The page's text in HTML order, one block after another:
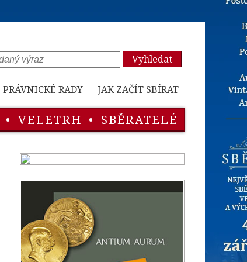
Vyhledat
PRÁVNICKÉ RADY JAK ZAČÍT SBÍRAT
• VELETRH • SBĚRATELÉ